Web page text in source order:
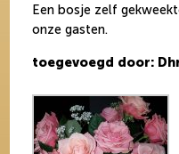
Een bosje zelf
onze gasten.
toegevoegd door: